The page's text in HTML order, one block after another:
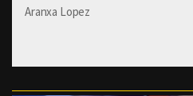
Aranxa Lopez